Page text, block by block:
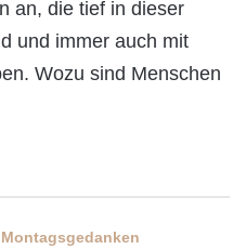
an, die tief in dieser
und immer auch mit
Wozu sind Menschen